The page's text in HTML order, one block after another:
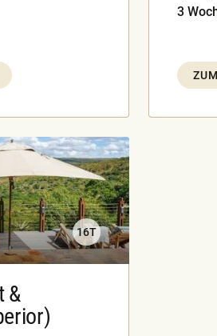
3
16T
&